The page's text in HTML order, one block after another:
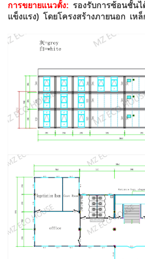
การขยายแนวตั้ง: รองรับการซ้อนชั้น
แข็งแรง) โดยโครงสร้างภายนอก เหล็